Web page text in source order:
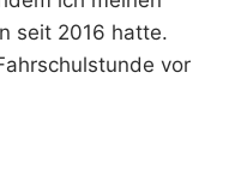
seit 2016 hatte.
vor